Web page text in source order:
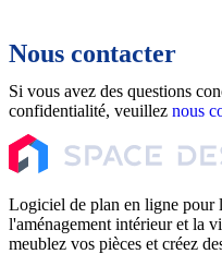
Nous contacter
Si vous avez des questions
confidentialité, veuillez nous
Logiciel de plan en ligne pour
l'aménagement intérieur et la
meublez vos pièces et créez